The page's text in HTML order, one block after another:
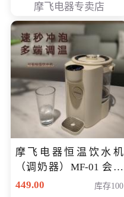
摩飞电器专卖店
摩飞电器恒温饮水机
（调奶器）MF-01 会员
专享价366元
449.00 库存100